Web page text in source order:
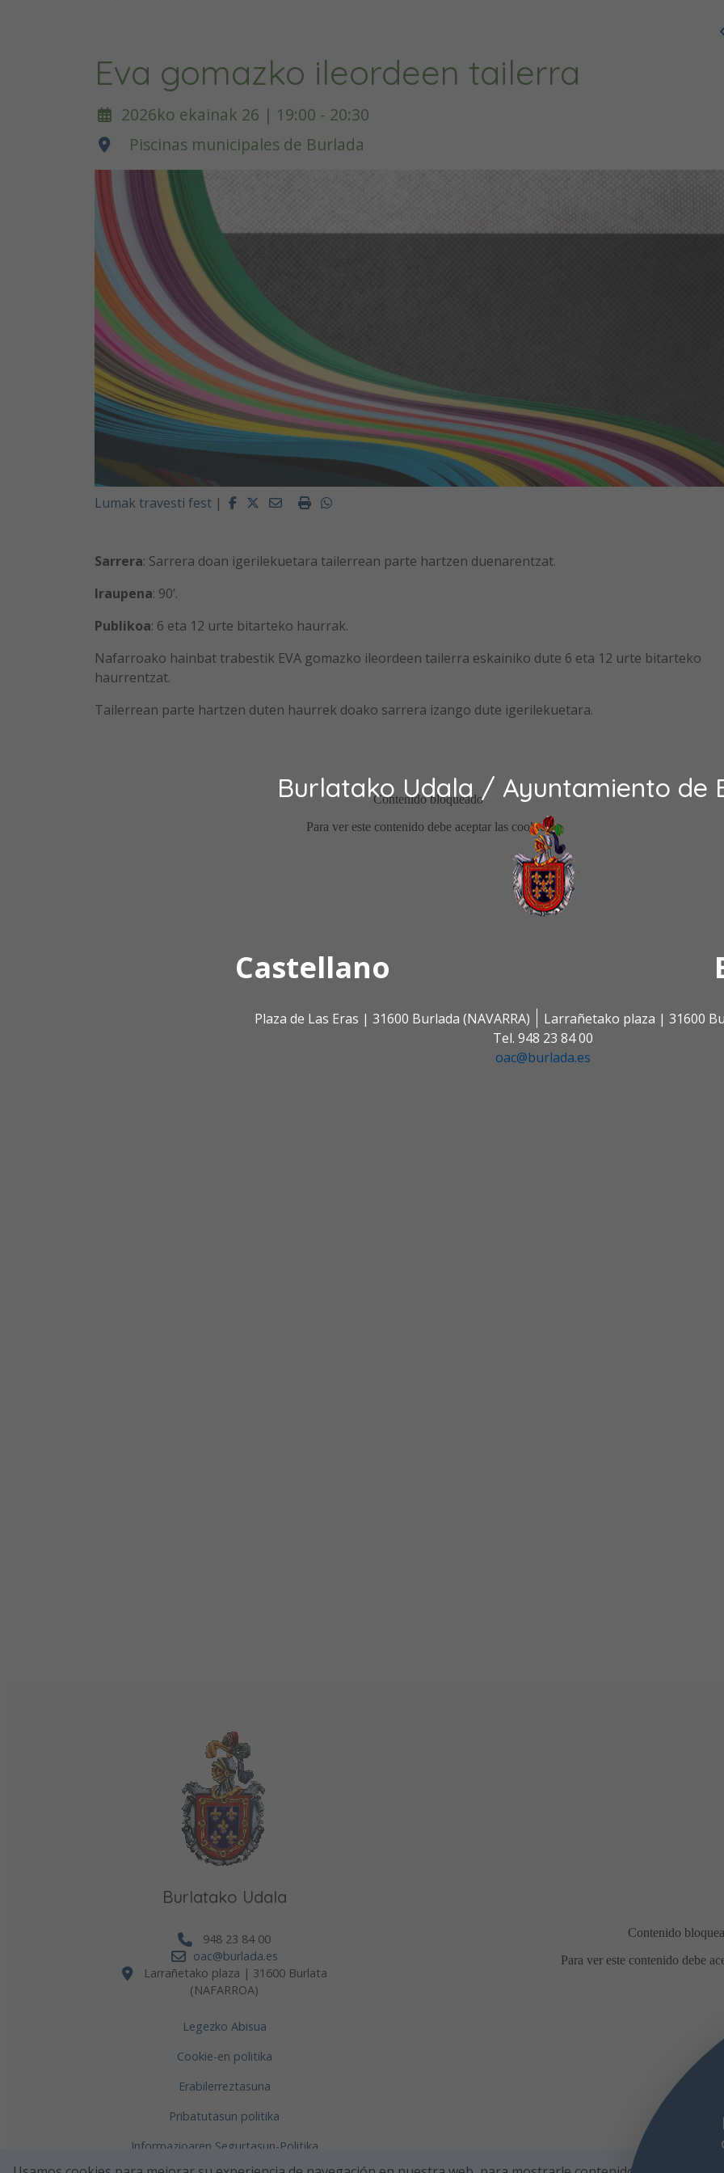
Burlatako Udala / Ayuntamiento de
Castellano
Plaza de Las Eras | 31600 Burlada (NAVARRA)
Larrañetako plaza | 31600
Tel. 948 23 84 00
oac@burlada.es
Con motivo de las
fiestas de agosto, el Ayuntamiento de
Burlada recuerda las condiciones para la
celebración de comidas en la calle, con el
Eva gomazko ileordeen tailerra
2026ko ekainak 26 | 19:00 - 20:30
Piscinas municipales de Burlada
Lumak travesti fest | FacebookTwitterEmailImprimirWhatsapp
Sarrera: Sarrera doan igerilekuetara tailerrean parte hartzen duenarentzat.
Iraupena: 90’.
Publikoa: 6 eta 12 urte bitarteko haurrak.
Nafarroako hainbat trabestik EVA gomazko ileordeen tailerra eskainiko dute 6 eta 12 urte bitarteko
haurrentzat.
Tailerrean parte hartzen duten haurrek doako sarrera izango dute igerilekuetara.
Burlatako Udala
948 23 84 00
oac@burlada.es
Larrañetako plaza | 31600 Burlata
(NAFARROA)
Legezko Abisua
Cookie-en politika
Erabilerreztasuna
Pribatutasun politika
Informazioaren Segurtasun-Politika